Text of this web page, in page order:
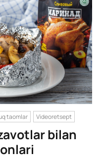
taomlar Videoretsept
bilan